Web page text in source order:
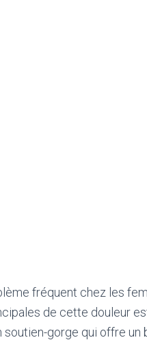
fréquent chez les
de cette douleur
gorge qui offre un